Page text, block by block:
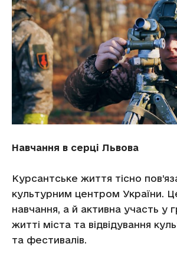
Навчання в серці Львова
Курсантське життя тісно
культурним центром України.
навчання, а й активна участь у
житті міста та відвідування
та фестивалів.